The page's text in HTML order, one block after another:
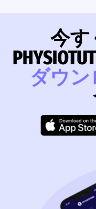
今す
ダウン